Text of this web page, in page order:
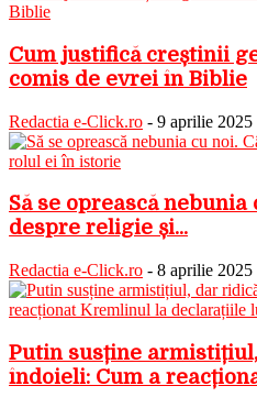
Cum justifică creștinii
comis de evrei în Biblie
Redactia e-Click.ro - 9 aprilie 2025
Să se oprească
despre religie și...
Redactia e-Click.ro - 8 aprilie 2025
Putin susține
îndoieli: Cum a